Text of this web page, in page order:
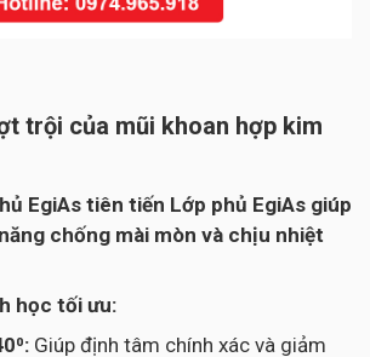
trội của mũi khoan hợp kim
EgiAs tiên tiến Lớp phủ EgiAs giúp
chống mài mòn và chịu nhiệt
học tối ưu:
Giúp định tâm chính xác và giảm